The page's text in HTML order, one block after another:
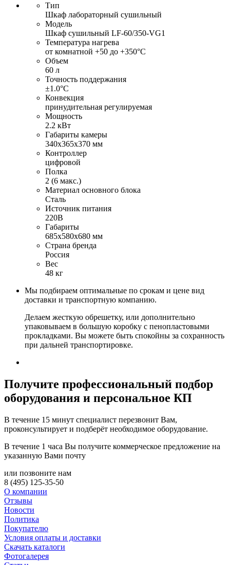
Тип
Шкаф лабораторный сушильный
Модель
Шкаф сушильный LF-60/350-VG1
Температура нагрева
от комнатной +50 до +350°С
Объем
60 л
Точность поддержания
±1.0°С
Конвекция
принудительная регулируемая
Мощность
2.2 кВт
Габариты камеры
340х365х370 мм
Контроллер
цифровой
Полка
2 (6 макс.)
Материал основного блока
Сталь
Источник питания
220В
Габариты
685х580х680 мм
Страна бренда
Россия
Вес
48 кг
Мы подбираем оптимальные по срокам и цене вид
доставки и транспортную компанию.
Делаем жесткую обрешетку, или дополнительно
упаковываем в большую коробку с пенопластовыми
прокладками. Вы можете быть спокойны за сохранность
при дальней транспортировке.
Получите профессиональный подбор
оборудования и персональное КП
В течение 15 минут специалист перезвонит Вам,
проконсультирует и подберёт необходимое оборудование.
В течение 1 часа Вы получите коммерческое предложение на
указанную Вами почту
или позвоните нам
8 (495) 125-35-50
О компании
Отзывы
Новости
Политика
Покупателю
Условия оплаты и доставки
Скачать каталоги
Фотогалерея